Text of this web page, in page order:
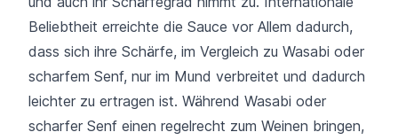
Beliebtheit erreichte die Sauce vor Allem dadurch,
dass sich ihre Schärfe, im Vergleich zu Wasabi oder
scharfem Senf, nur im Mund verbreitet und dadurch
leichter zu ertragen ist. Während Wasabi oder
scharfer Senf einen regelrecht zum Weinen bringen,